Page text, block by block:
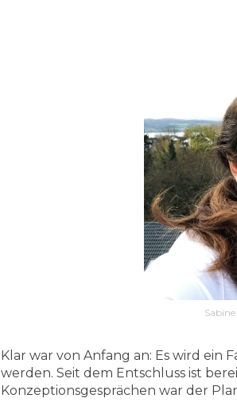
Klar war von Anfang an: Es wird ein
werden. Seit dem Entschluss ist
Konzeptionsgesprächen war der